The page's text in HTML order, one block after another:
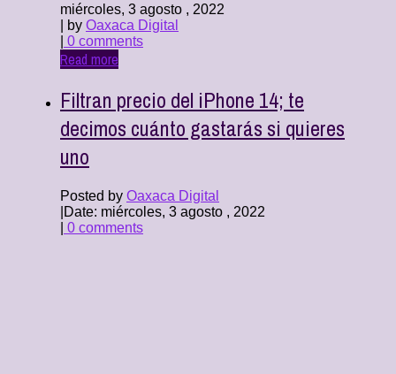
miércoles, 3 agosto , 2022
| by Oaxaca Digital
0 comments
Read more
Filtran precio del iPhone 14; te
decimos cuánto gastarás si quieres
uno
Posted by Oaxaca Digital
Date: miércoles, 3 agosto , 2022
0 comments